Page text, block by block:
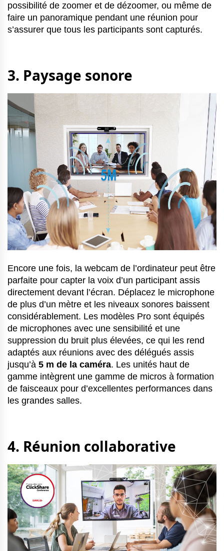
possibilité de zoomer et de dézoomer, ou même de
faire un panoramique pendant une réunion pour
s’assurer que tous les participants sont capturés.
3. Paysage sonore
Encore une fois, la webcam de l’ordinateur peut être
parfaite pour capter la voix d’un participant assis
directement devant l’écran. Déplacez le microphone
de plus d’un mètre et les niveaux sonores baissent
considérablement. Les modèles Pro sont équipés
de microphones avec une sensibilité et une
suppression du bruit plus élevées, ce qui les rend
adaptés aux réunions avec des délégués assis
jusqu’à 5 m de la caméra. Les unités haut de
gamme intègrent une gamme de micros à formation
de faisceaux pour d’excellentes performances dans
les grandes salles.
4. Réunion collaborative